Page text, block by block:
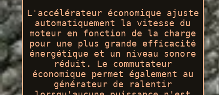
L'accélérateur économique ajuste
automatiquement la vitesse du
moteur en fonction de la charge
pour une plus grande efficacité
énergétique et un niveau sonore
réduit. Le commutateur
économique permet également au
générateur de ralentir